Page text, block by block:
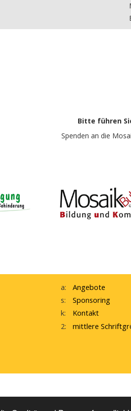
Bitte führen
Spenden an die
a:
Angebote
s:
Sponsoring
k:
Kontakt
2:
mittlere